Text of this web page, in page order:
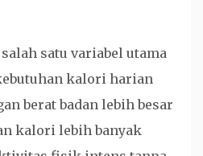
satu variabel utama
kalori harian
berat badan lebih besar
kalori lebih banyak